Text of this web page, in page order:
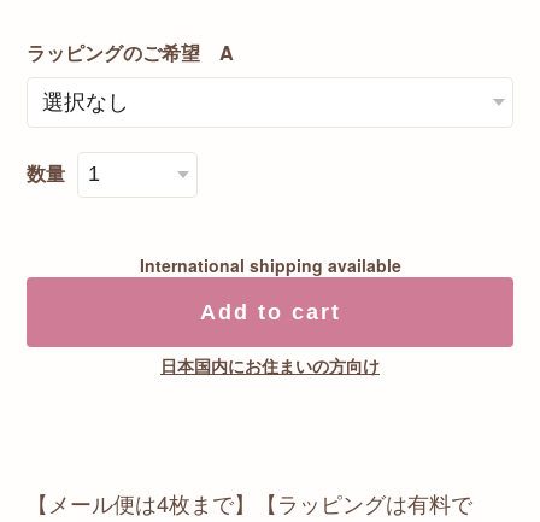
ラッピングのご希望 A
数量
International shipping available
Add to cart
日本国内にお住まいの方向け
【メール便は4枚まで】【ラッピングは有料で